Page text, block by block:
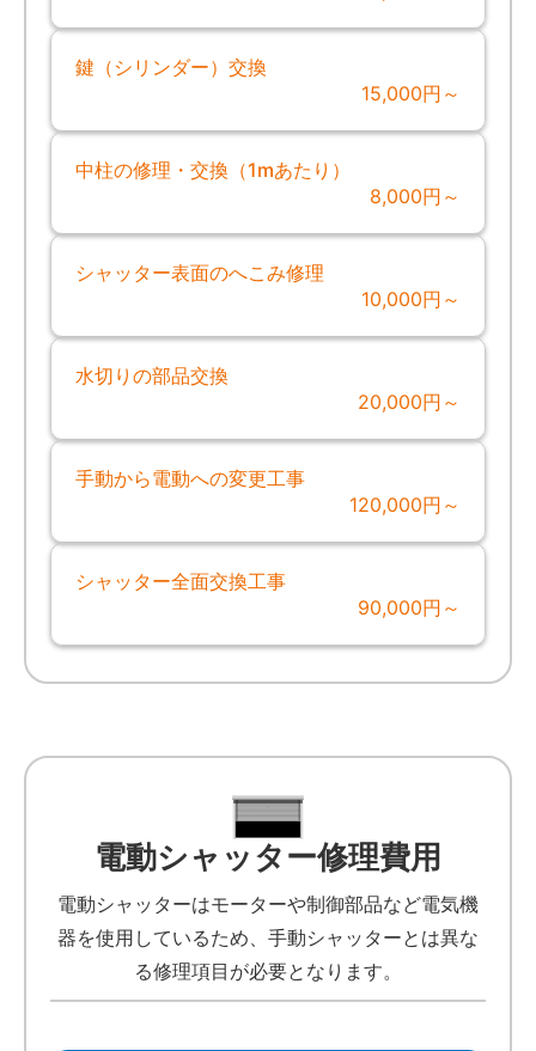
鍵（シリンダー）交換
15,000円～
中柱の修理・交換（1mあたり）
8,000円～
シャッター表面のへこみ修理
10,000円～
水切りの部品交換
20,000円～
手動から電動への変更工事
120,000円～
シャッター全面交換工事
90,000円～
電動シャッター修理費用
電動シャッターはモーターや制御部品など電気機
器を使用しているため、手動シャッターとは異な
る修理項目が必要となります。